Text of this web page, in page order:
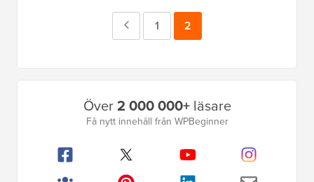
Föregående
Sida
1 Sida
2
Över2 000 000+läsare
Få nytt innehåll från WPBeginner